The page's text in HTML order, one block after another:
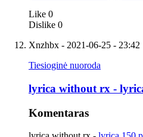
Like 0
Dislike 0
Xnzhbx - 2021-06-25 - 23:42
Tiesioginė nuoroda
lyrica without rx -
Komentaras